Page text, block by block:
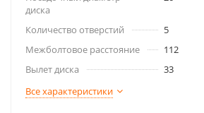
диска
Количество отверстий
5
Межболтовое расстояние
112
Вылет диска
33
Все характеристики